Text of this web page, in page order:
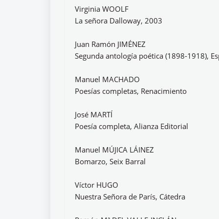
Virginia WOOLF
La señora Dalloway, 2003
Juan Ramón JIMÉNEZ
Segunda antología poética (1898-1918),
Manuel MACHADO
Poesías completas, Renacimiento
José MARTÍ
Poesía completa, Alianza Editorial
Manuel MÚJICA LÁINEZ
Bomarzo, Seix Barral
Víctor HUGO
Nuestra Señora de París, Cátedra